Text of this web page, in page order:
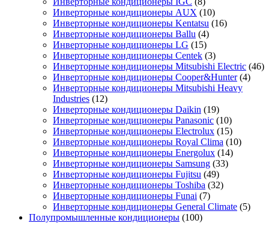
Инверторные кондиционеры AUX (10)
Инверторные кондиционеры Kentatsu (16)
Инверторные кондиционеры Ballu (4)
Инверторные кондиционеры LG (15)
Инверторные кондиционеры Centek (3)
Инверторные кондиционеры Mitsubishi Electric (46)
Инверторные кондиционеры Cooper&Hunter (4)
Инверторные кондиционеры Mitsubishi Heavy
Industries (12)
Инверторные кондиционеры Daikin (19)
Инверторные кондиционеры Panasonic (10)
Инверторные кондиционеры Electrolux (15)
Инверторные кондиционеры Royal Clima (10)
Инверторные кондиционеры Energolux (14)
Инверторные кондиционеры Samsung (33)
Инверторные кондиционеры Fujitsu (49)
Инверторные кондиционеры Toshiba (32)
Инверторные кондиционеры Funai (7)
Инверторные кондиционеры General Climate (5)
Полупромышленные кондиционеры (100)